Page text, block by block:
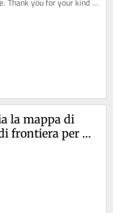
la mappa di
frontiera per